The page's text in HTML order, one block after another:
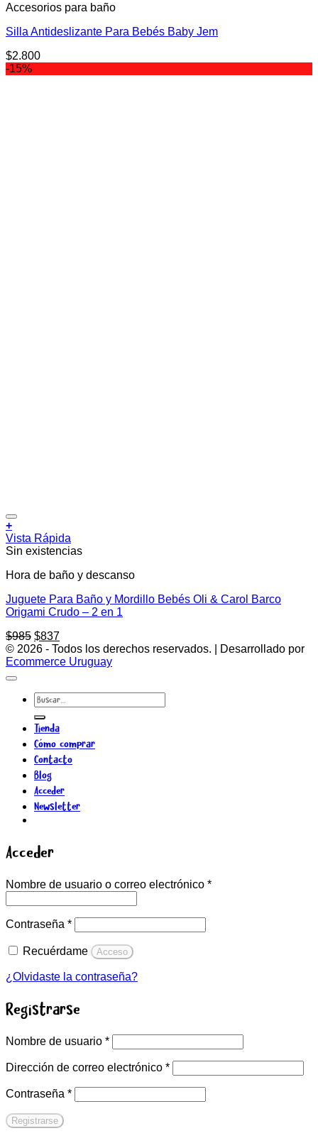
tiene
variantes.
opciones
se
Accesorios para baño
Silla Antideslizante Para Bebés Baby Jem
$2.800
-15%
+
Vista Rápida
Sin existencias
Hora de baño y descanso
Juguete Para Baño y Mordillo Bebés Oli & Carol Barco
Origami Crudo – 2 en 1
$985 El
precio
original
$837El
precio
actual
© 2026 - Todos los derechos reservados. | Desarrollado por
Ecommerce Uruguay
Buscar
por:
Tienda
Cómo comprar
Contacto
Blog
Acceder
Newsletter
Acceder
Nombre de usuario o correo electrónico *Obligatorio
Contraseña *Obligatorio
Recuérdame Acceso
¿Olvidaste la contraseña?
Registrarse
Nombre de usuario *Obligatorio
Dirección de correo electrónico *Obligatorio
Contraseña *Obligatorio
Registrarse